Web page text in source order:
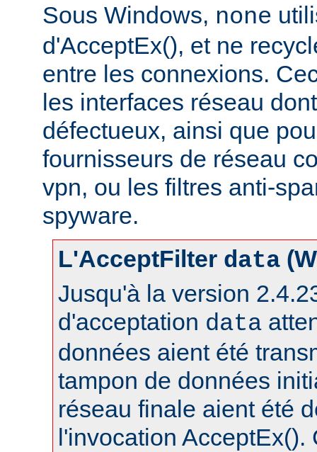
Sous Windows, none
d'AcceptEx(), et ne
entre les connexions.
les interfaces réseau
défectueux, ainsi que
fournisseurs de réseau
vpn, ou les filtres anti-
spyware.
L'AcceptFilter data
Jusqu'à la version
d'acceptation data
données aient été
tampon de données
réseau finale aient été
l'invocation AcceptEx().